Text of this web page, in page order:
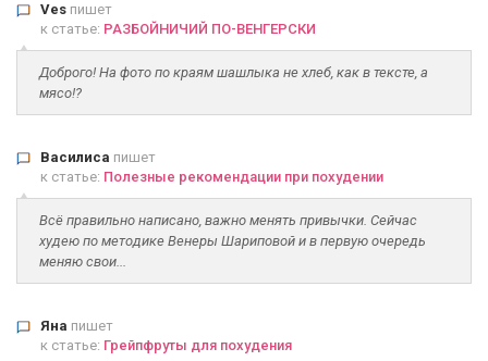
Ves пишет
к статье: РАЗБОЙНИЧИЙ ПО-ВЕНГЕРСКИ
Доброго! На фото по краям шашлыка не хлеб, как в тексте, а
мясо!?
Василиса пишет
к статье: Полезные рекомендации при похудении
Всё правильно написано, важно менять привычки. Сейчас
худею по методике Венеры Шариповой и в первую очередь
меняю свои...
Яна пишет
к статье: Грейпфруты для похудения